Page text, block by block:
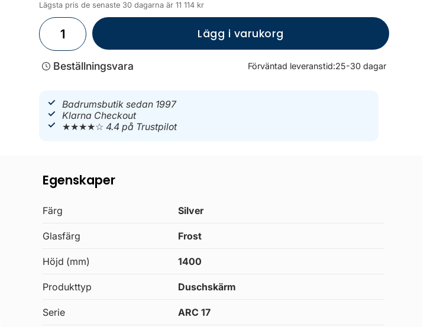
Lägsta pris de senaste 30 dagarna är 11 114 kr
Lägg i varukorg
Beställningsvara Förväntad leveranstid:25-30 dagar
Badrumsbutik sedan 1997
Klarna Checkout
★★★★☆4.4 på Trustpilot
Egenskaper
Färg Silver
Glasfärg Frost
Höjd (mm) 1400
Produkttyp Duschskärm
Serie ARC 17